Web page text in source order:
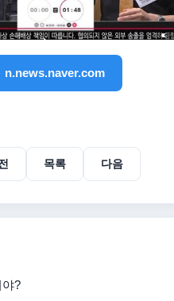
n.news.naver.com
목록 다음
?